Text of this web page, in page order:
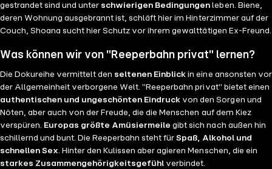
gestrandet sind und unter schwierigen Bedingungen leben. Biene,
deren Wohnung ausgebrannt ist, schläft hier im Hinterzimmer auf der
Couch, Shoana sucht hier Schutz vor ihrem gewalttätigen Ex-Freund.
Was können wir von "Reeperbahn privat" lernen?
Die Dokureihe vermittelt den seltenen Einblick in eine ansonsten vor
der Allgemeinheit verborgene Welt. "Reeperbahn privat" bietet einen
authentischen und ungeschönten Eindruck von den Sorgen und
Nöten, aber auch von der Freude, die die Menschen auf dem Kiez
verspüren. Europas größte Amüsiermeile gibt sich nach außen hin
schillernd und bunt. Die Reeperbahn steht fürSpaß, Alkohol und
schnellen Sex. Hinter den Kulissen aber agieren Menschen, die ein
starkes Zusammengehörigkeitsgefühl verbindet.